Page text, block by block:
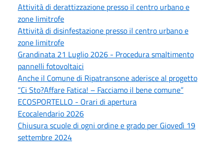
Attività di derattizzazione presso il centro urbano e
zone limitrofe
Attività di disinfestazione presso il centro urbano e
zone limitrofe
Grandinata 21 Luglio 2026 - Procedura smaltimento
pannelli fotovoltaici
Anche il Comune di Ripatransone aderisce al progetto
“Ci Sto?Affare Fatica! – Facciamo il bene comune”
ECOSPORTELLO - Orari di apertura
Ecocalendario 2026
Chiusura scuole di ogni ordine e grado per Giovedì 19
settembre 2024